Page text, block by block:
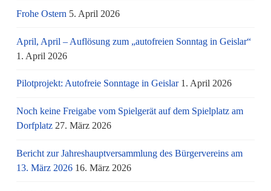
Frohe Ostern 5. April 2026
April, April – Auflösung zum „autofreien Sonntag in Geislar“
1. April 2026
Pilotprojekt: Autofreie Sonntage in Geislar 1. April 2026
Noch keine Freigabe vom Spielgerät auf dem Spielplatz am
Dorfplatz 27. März 2026
Bericht zur Jahreshauptversammlung des Bürgervereins am
13. März 2026 16. März 2026